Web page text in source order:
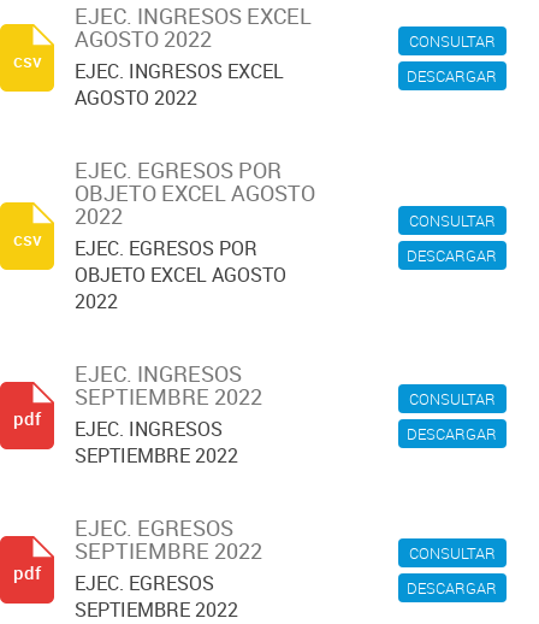
CONSULTAR
DESCARGAR
EJEC. INGRESOS EXCEL
AGOSTO 2022
EJEC. INGRESOS EXCEL
AGOSTO 2022
csv
CONSULTAR
DESCARGAR
EJEC. EGRESOS POR
OBJETO EXCEL AGOSTO
2022
EJEC. EGRESOS POR
OBJETO EXCEL AGOSTO
2022
csv
CONSULTAR
DESCARGAR
EJEC. INGRESOS
SEPTIEMBRE 2022
EJEC. INGRESOS
SEPTIEMBRE 2022
pdf
CONSULTAR
DESCARGAR
EJEC. EGRESOS
SEPTIEMBRE 2022
EJEC. EGRESOS
SEPTIEMBRE 2022
pdf